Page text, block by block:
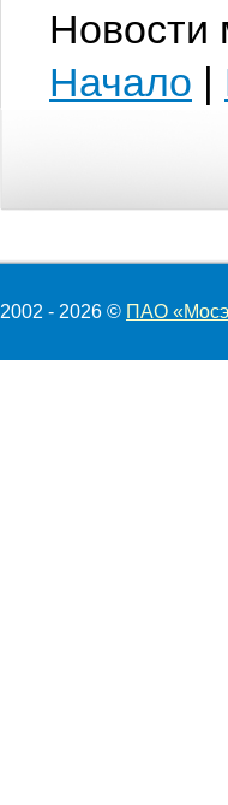
Новости
Начало |
2002 - 2026 © ПАО